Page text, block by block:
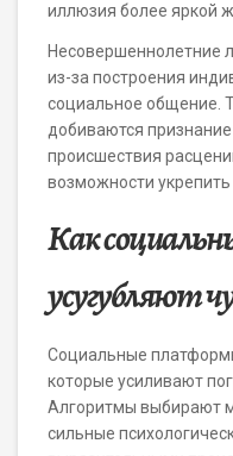
иллюзия более яркой
Несовершеннолетние
из-за построения
социальное общение.
добиваются
происшествия
возможности
Как
усугубляют
Социальные
которые усиливают
Алгоритмы выбирают
сильные